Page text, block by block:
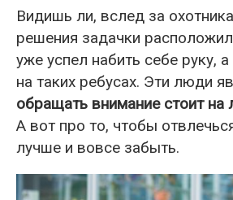
Видишь ли, вслед за
решения задачки
уже успел набить себе руку, а
на таких ребусах. Эти люди
обращать внимание стоит
А вот про то, чтобы
лучше и вовсе забыть.